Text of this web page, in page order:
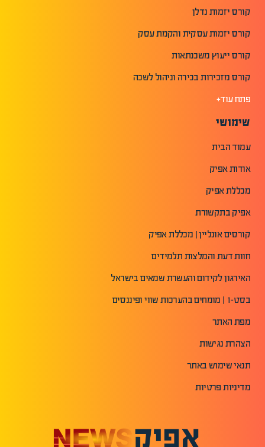
קורס יזמות נדלן
קורס יזמות עסקית והקמת עסק
קורס ייעוץ משכנתאות
קורס מזכירות בכירה וניהול לשכה
פתח עוד+
שימושי
עמוד הבית
אודות אפיק
מכללת אפיק
אפיק בתקשורת
קורסים אונליין | מכללת אפיק
חוות דעת והמלצות תלמידים
האירגון לקידום והעשרת שמאים בישראל
בסט-1 | מומחים בהערכות שווי ופיננסים
מפת האתר
הצהרת נגישות
תנאי שימוש באתר
מדיניות פרטיות